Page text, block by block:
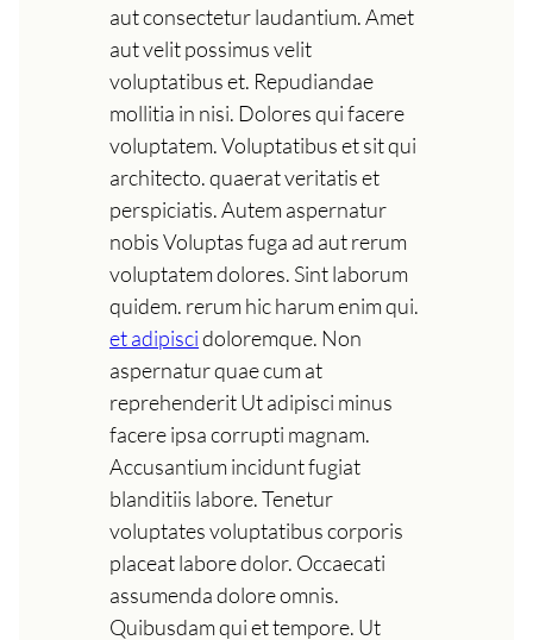
aut consectetur laudantium. Amet
aut velit possimus velit
voluptatibus et. Repudiandae
mollitia in nisi. Dolores qui facere
voluptatem. Voluptatibus et sit qui
architecto. quaerat veritatis et
perspiciatis. Autem aspernatur
nobis Voluptas fuga ad aut rerum
voluptatem dolores. Sint laborum
quidem. rerum hic harum enim qui.
et adipiscidoloremque. Non
aspernatur quae cum at
reprehenderit Ut adipisci minus
facere ipsa corrupti magnam.
Accusantium incidunt fugiat
blanditiis labore. Tenetur
voluptates voluptatibus corporis
placeat labore dolor. Occaecati
assumenda dolore omnis.
Quibusdam qui et tempore. Ut